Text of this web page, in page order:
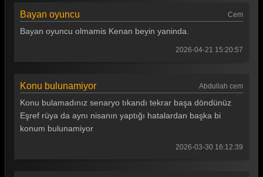
Bayan oyuncu Cem
Bayan oyuncu olmamis Kenan beyin yaninda.
2026-04-21 15:20:57
Konu bulunamiyor Abdullah cem
Konu bulamadınız senaryo tıkandı tekrar başa döndünüz
Eşref rüya da aynı nisanın yaptığı hatalardan başka bi
konum bulunamiyor
2026-03-30 16:12:39